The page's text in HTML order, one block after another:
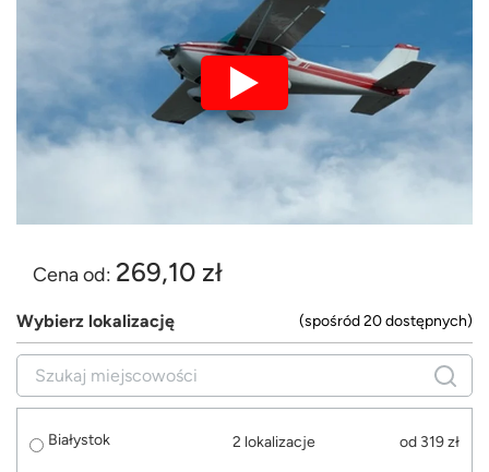
Cena od: 269,10 zł
Wybierz lokalizację (spośród 20 dostępnych)
Białystok 2 lokalizacje od 319 zł